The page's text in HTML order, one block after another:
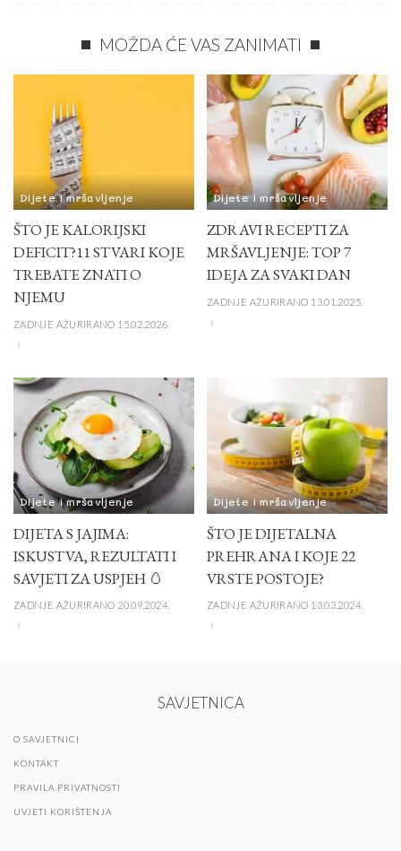
MOŽDA ĆE VAS ZANIMATI
Dijete i mršavljenje
ŠTO JE KALORIJSKI
DEFICIT?11 STVARI KOJE
TREBATE ZNATI O
NJEMU
ZADNJE AŽURIRANO 15.02.2026.
Dijete i mršavljenje
ZDRAVI RECEPTI ZA
MRŠAVLJENJE: TOP 7
IDEJA ZA SVAKI DAN
ZADNJE AŽURIRANO 13.01.2025.
Dijete i mršavljenje
DIJETA S JAJIMA:
ISKUSTVA, REZULTATI I
SAVJETI ZA USPJEH 🥚
ZADNJE AŽURIRANO 20.09.2024.
Dijete i mršavljenje
ŠTO JE DIJETALNA
PREHRANA I KOJE 22
VRSTE POSTOJE?
ZADNJE AŽURIRANO 13.03.2024.
SAVJETNICA
O SAVJETNICI
KONTAKT
PRAVILA PRIVATNOSTI
UVJETI KORIŠTENJA